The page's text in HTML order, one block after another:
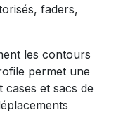
faders,
les contours
permet une
cases et sacs de